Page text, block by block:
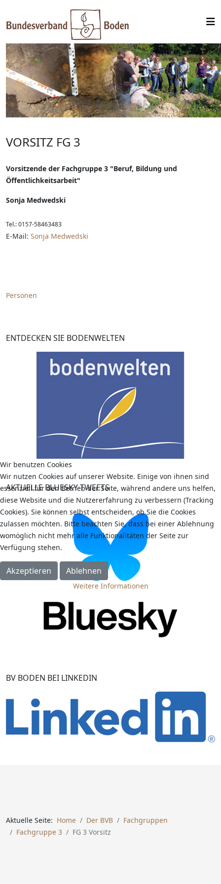
VORSITZ FG 3
Vorsitzende der Fachgruppe 3 "Beruf, Bildung und
Öffentlichkeitsarbeit"
Sonja Medwedski
Tel.: 0157-58463483
E-Mail: Sonja Medwedski
Personen
ENTDECKEN SIE BODENWELTEN
AKTUELLE BLUESKY TWEETS
BV BODEN BEI LINKEDIN
Aktuelle Seite: Home Der BVB
Fachgruppen
Fachgruppe 3
FG 3 Vorsitz
Wir benutzen Cookies
Wir nutzen Cookies auf unserer Website. Einige von ihnen sind
essenziell für den Betrieb der Seite, während andere uns helfen,
diese Website und die Nutzererfahrung zu verbessern (Tracking
Cookies). Sie können selbst entscheiden, ob Sie die Cookies
zulassen möchten. Bitte beachten Sie, dass bei einer Ablehnung
womöglich nicht mehr alle Funktionalitäten der Seite zur
Verfügung stehen.
Akzeptieren Ablehnen
Weitere Informationen